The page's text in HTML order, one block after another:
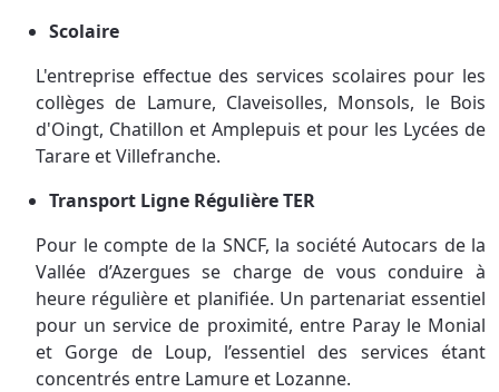
Scolaire
L'entreprise effectue des services scolaires pour les
collèges de Lamure, Claveisolles, Monsols, le Bois
d'Oingt, Chatillon et Amplepuis et pour les Lycées de
Tarare et Villefranche.
Transport Ligne Régulière TER
Pour le compte de la SNCF, la société Autocars de la
Vallée d’Azergues se charge de vous conduire à
heure régulière et planifiée. Un partenariat essentiel
pour un service de proximité, entre Paray le Monial
et Gorge de Loup, l’essentiel des services étant
concentrés entre Lamure et Lozanne.